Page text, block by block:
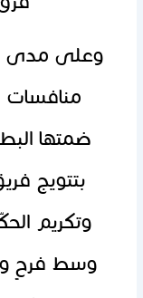
وعلى مدى
منافسات
ضمتها
بتتويج
وتكريم
وسط فرحٍ